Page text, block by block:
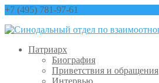
+7 (495) 781-97-61
Патриарх
Биография
Приветствия и обращения
Интервью